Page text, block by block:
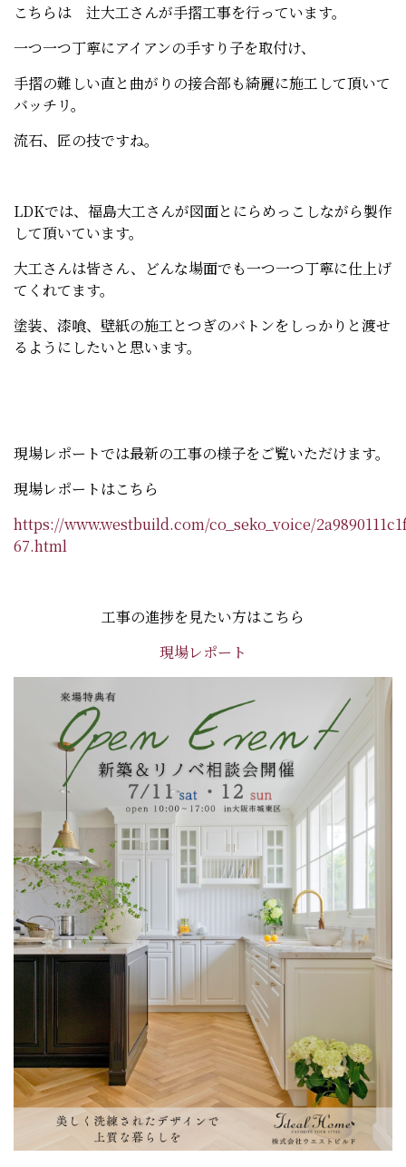
こちらは 辻大工さんが手摺工事を行っています。
一つ一つ丁寧にアイアンの手すり子を取付け、
手摺の難しい直と曲がりの接合部も綺麗に施工して頂いて
バッチリ。
流石、匠の技ですね。
LDKでは、福島大工さんが図面とにらめっこしながら製作
して頂いています。
大工さんは皆さん、どんな場面でも一つ一つ丁寧に仕上げ
てくれてます。
塗装、漆喰、壁紙の施工とつぎのバトンをしっかりと渡せ
るようにしたいと思います。
現場レポートでは最新の工事の様子をご覧いただけます。
現場レポートはこちら
https://www.westbuild.com/co_seko_voice/
67.html
工事の進捗を見たい方はこちら
現場レポート